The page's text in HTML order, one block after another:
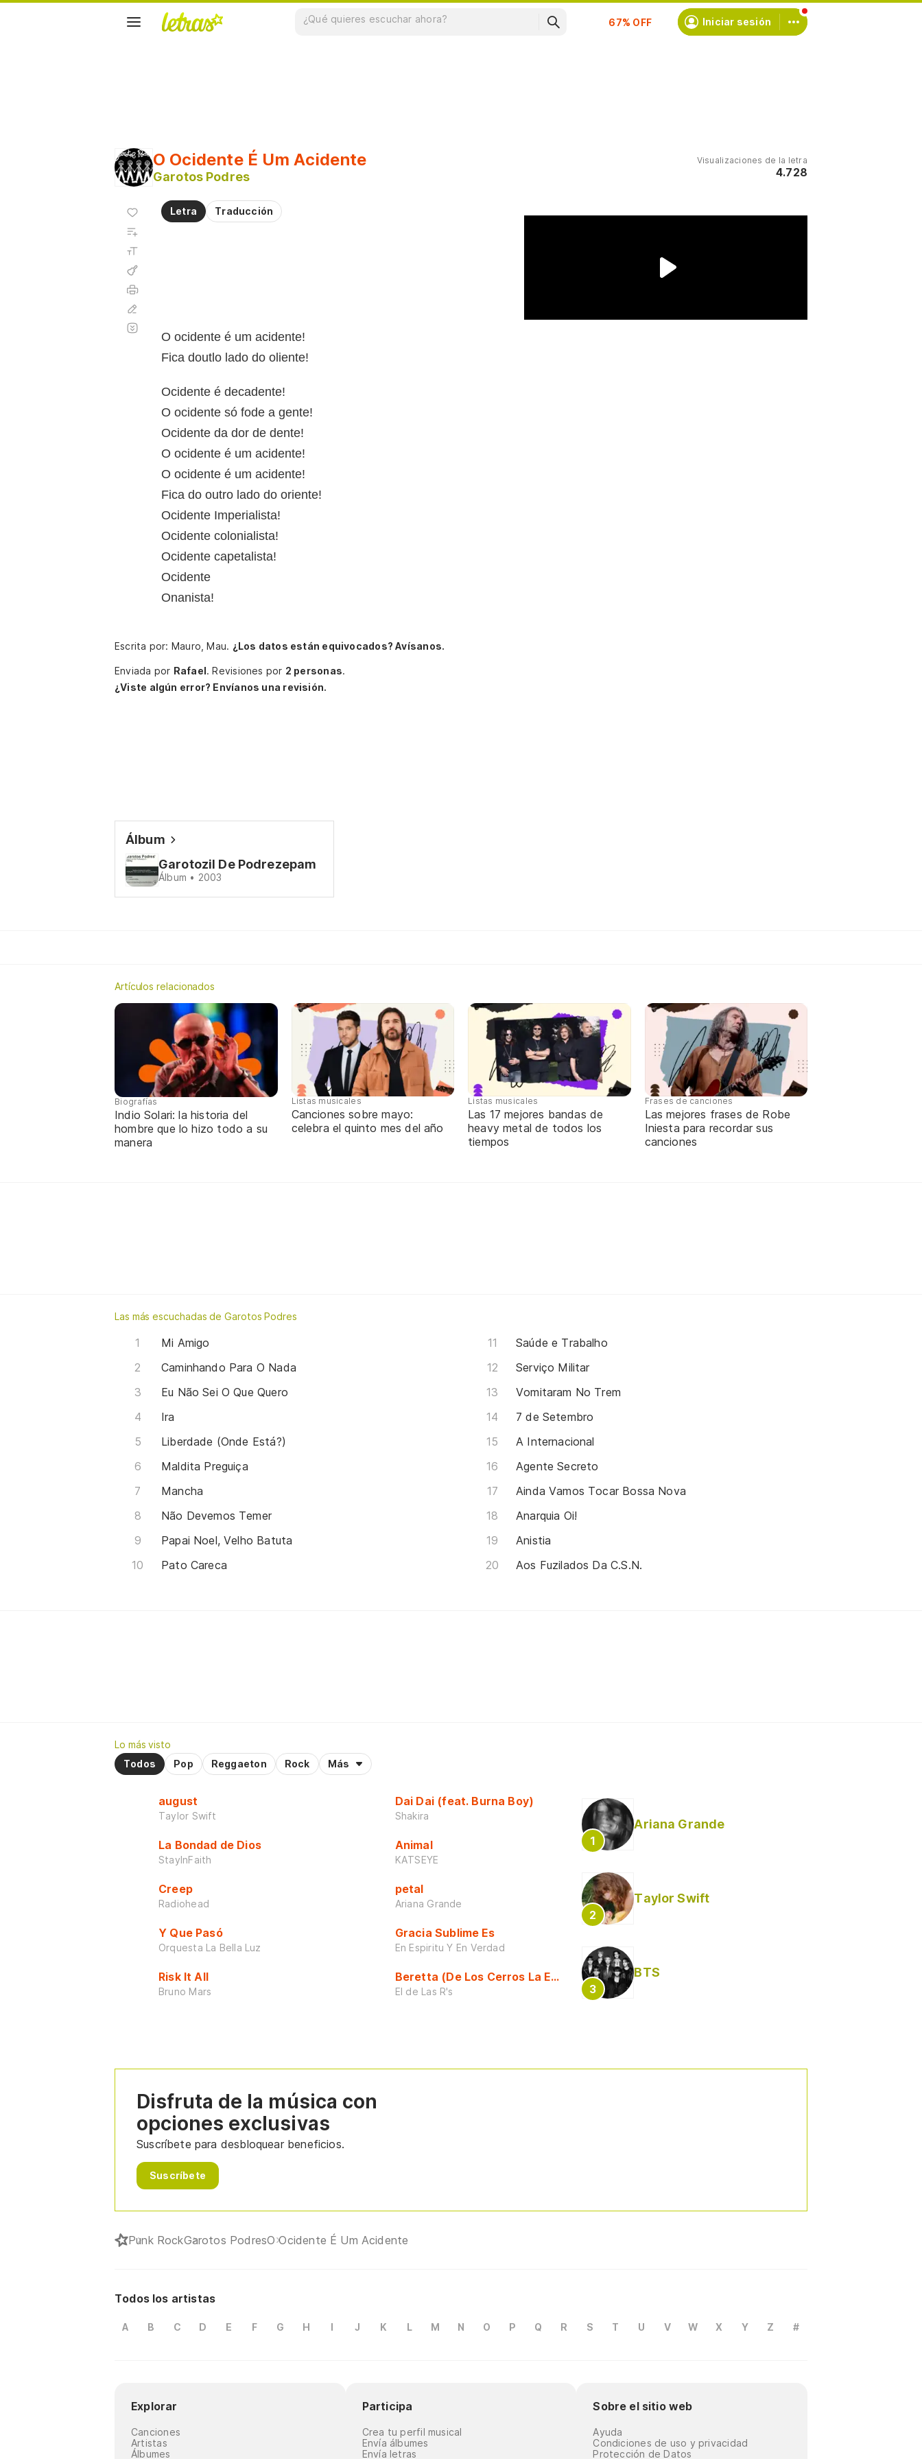
Suscríbete Iniciar sesión
Visualizaciones de la letra
4.728
O Ocidente É Um Acidente
Garotos Podres
Letra Traducción
O ocidente é um acidente!
Fica doutlo lado do oliente!
Ocidente é decadente!
O ocidente só fode a gente!
Ocidente da dor de dente!
O ocidente é um acidente!
O ocidente é um acidente!
Fica do outro lado do oriente!
Ocidente Imperialista!
Ocidente colonialista!
Ocidente capetalista!
Ocidente
Onanista!
Agregar
favoritos
Agregar
automático
Escrita por: Mauro, Mau. ¿Los datos están equivocados? Avísanos.
Enviada por Rafael. Revisiones por 2 personas.
¿Viste algún error? Envíanos una revisión.
Álbum
Garotozil De Podrezepam
Álbum • 2003
Artículos relacionados
Biografías
Indio Solari: la historia del
hombre que lo hizo todo a su
manera
Listas musicales
Canciones sobre mayo:
celebra el quinto mes del año
Listas musicales
Las 17 mejores bandas de
heavy metal de todos los
tiempos
Frases de canciones
Las mejores frases de Robe
Iniesta para recordar sus
canciones
Las más escuchadas de Garotos Podres
Mi Amigo
Caminhando Para O Nada
Eu Não Sei O Que Quero
Ira
Liberdade (Onde Está?)
Maldita Preguiça
Mancha
Não Devemos Temer
Papai Noel, Velho Batuta
Pato Careca
Saúde e Trabalho
Serviço Militar
Vomitaram No Trem
7 de Setembro
A Internacional
Agente Secreto
Ainda Vamos Tocar Bossa Nova
Anarquia Oi!
Anistia
Aos Fuzilados Da C.S.N.
Lo más visto
Todos
Pop Reggaeton Rock Más
august
Taylor Swift
La Bondad de Dios
StayInFaith
Creep
Radiohead
Y Que Pasó
Orquesta La Bella Luz
Risk It All
Bruno Mars
Dai Dai (feat. Burna Boy)
Shakira
Animal
KATSEYE
petal
Ariana Grande
Gracia Sublime Es
En Espiritu Y En Verdad
Beretta (De Los Cerros La Escuela)
El de Las R's
Ariana Grande
Taylor Swift
BTS
Disfruta de la música con
opciones exclusivas
Suscríbete para desbloquear beneficios.
Suscríbete
Punk RockGarotos PodresO Ocidente É Um Acidente
Todos los artistas
A B C D E F G H I J K L M N O P Q R S T U V W X Y Z #
Explorar
Canciones
Artistas
Álbumes
Participa
Crea tu perfil musical
Envía álbumes
Envía letras
Sobre el sitio web
Ayuda
Condiciones de uso y privacidad
Protección de Datos